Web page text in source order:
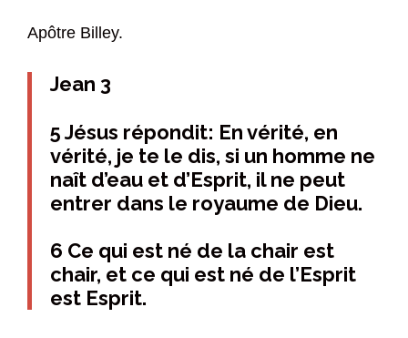
Apôtre Billey.
Jean 3
5 Jésus répondit: En vérité, en
vérité, je te le dis, si un homme ne
naît d’eau et d’Esprit, il ne peut
entrer dans le royaume de Dieu.
6 Ce qui est né de la chair est
chair, et ce qui est né de l’Esprit
est Esprit.